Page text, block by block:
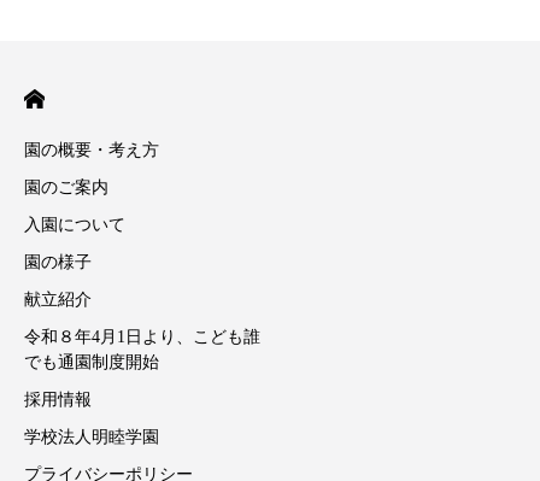
園の概要・考え方
園のご案内
入園について
園の様子
献立紹介
令和８年4月1日より、こども誰
でも通園制度開始
採用情報
学校法人明睦学園
プライバシーポリシー